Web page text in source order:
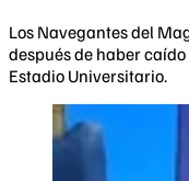
Los Navegantes del
después de haber
Estadio Universitario.